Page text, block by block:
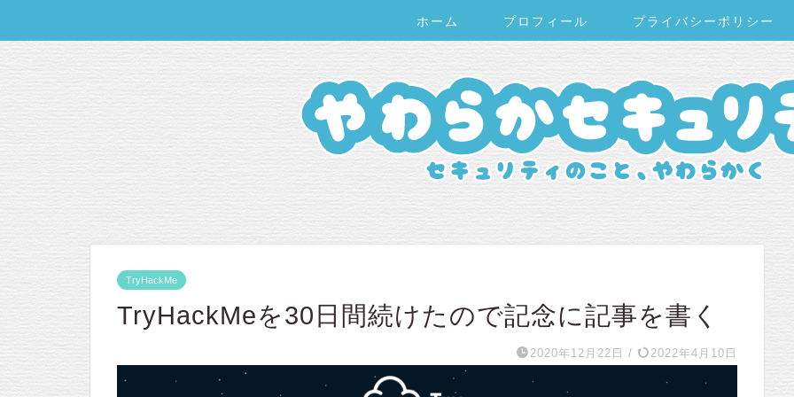
ホーム プロフィール プライバシーポリシー
TryHackMe
TryHackMeを30日間続けたので記念に記事を書く
2020年12月22日 / 2022年4月10日